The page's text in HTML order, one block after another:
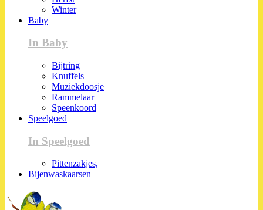
Winter
Baby
In Baby
Bijtring
Knuffels
Muziekdoosje
Rammelaar
Speenkoord
Speelgoed
In Speelgoed
Pittenzakjes,
Bijenwaskaarsen